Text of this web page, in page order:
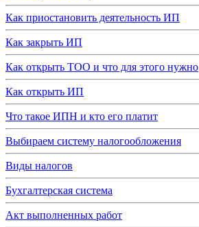
Как приостановить деятельность ИП
Как закрыть ИП
Как открыть ТОО и что для этого нужно
Как открыть ИП
Что такое ИПН и кто его платит
Выбираем систему налогообложения
Виды налогов
Бухгалтерская система
Акт выполненных работ